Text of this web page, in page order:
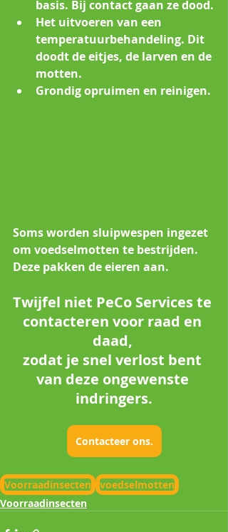
basis. Bij contact gaan ze dood.
Het uitvoeren van een
temperatuurbehandeling. Dit
doodt de eitjes, de larven en de
motten.
Grondig opruimen en reinigen.
Soms worden sluipwespen ingezet
om voedselmotten te bestrijden.
Deze pakken de eieren aan.
Twijfel niet PeCo Services te
contacteren voor raad en
daad,
zodat je snel verlost bent
van deze ongewenste
indringers.
Contacteer ons.
Voorraadinsecten
voedselmotten
Voorraadinsecten